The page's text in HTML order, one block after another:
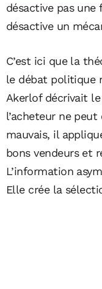
désactive pas
désactive un
C’est ici que la
le débat politique
Akerlof décrivait
l’acheteur ne
mauvais, il
bons vendeurs et
L’information
Elle crée la